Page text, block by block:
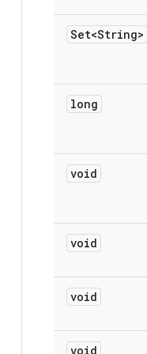
Set<String>
long
void
void
void
void